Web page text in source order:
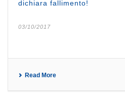
dichiara fallimento!
03/10/2017
Read More